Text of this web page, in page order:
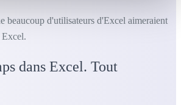
beaucoup d'utilisateurs d'Excel aimeraient
Excel.
dans Excel. Tout